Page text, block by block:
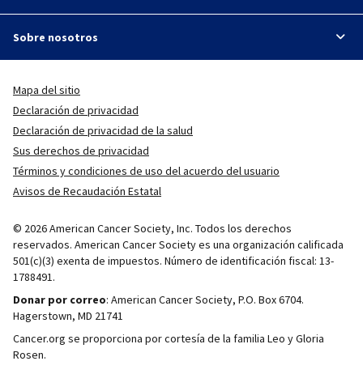
Sobre nosotros
Mapa del sitio
Declaración de privacidad
Declaración de privacidad de la salud
Sus derechos de privacidad
Términos y condiciones de uso del acuerdo del usuario
Avisos de Recaudación Estatal
© 2026 American Cancer Society, Inc. Todos los derechos
reservados. American Cancer Society es una organización calificada
501(c)(3) exenta de impuestos. Número de identificación fiscal: 13-
1788491.
Donar por correo: American Cancer Society, P.O. Box 6704.
Hagerstown, MD 21741
Cancer.org se proporciona por cortesía de la familia Leo y Gloria
Rosen.